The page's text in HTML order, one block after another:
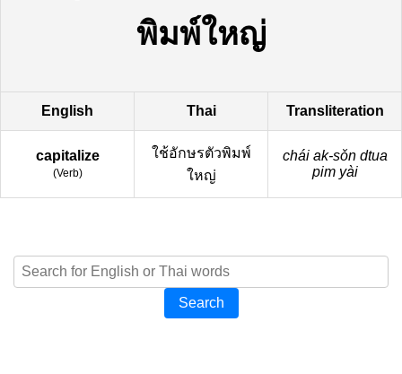
พิมพ์ใหญ่
English Thai Transliteration
capitalize
(Verb)
ใช้อักษรตัวพิมพ์
ใหญ่
chái ak-sǒn dtua
pim yài
Search